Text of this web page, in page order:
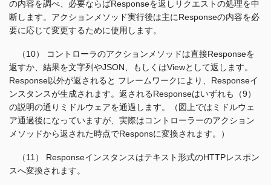
の内容を調べ、必要ならばResponseを返しリクエストの処理を中
断します。アクションメソッド実行後は主にResponseの内容を必
要に応じて変更するために使用します。
（10） コントローラのアクションメソッドは直接Responseを
返すか、結果を文字列やJSON、もしくはViewとして返します。
Response以外が返されると フレームワークにより、Responseイ
ンスタンスが生成されます。返されるResponseはいずれも（9）
の説明の通りミドルウェアを通過します。（図上ではミドルウェ
ア通過後になっていますが、実際はコントローラーのアクション
メソッドから返された時点でResponsに変換されます。）
（11） Responseインスタンスはテキスト形式のHTTPレスポン
スへ変換されます。